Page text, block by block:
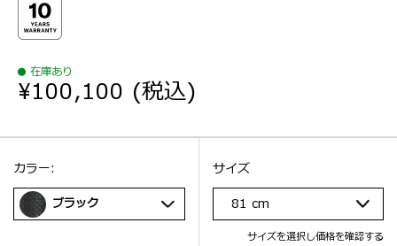
在庫あり
¥100,100 (税込)
サイズ
選択：
サイズ
81 cm
サイズを選択し価格を確認する
選択：
カラー:
ブラック